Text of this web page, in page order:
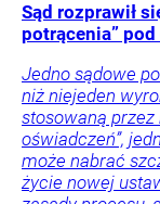
Sąd rozprawił
potrącenia” pod
Jedno sądowe
niż niejeden
stosowaną przez
oświadczeń”,
może nabrać
życie nowej